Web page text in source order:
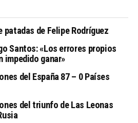
patadas de Felipe Rodríguez
Santos: «Los errores propios
impedido ganar»
del España 87 – 0 Países
del triunfo de Las Leonas